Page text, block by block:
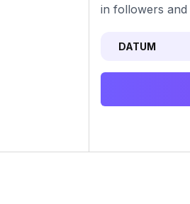
in followers and
DATUM